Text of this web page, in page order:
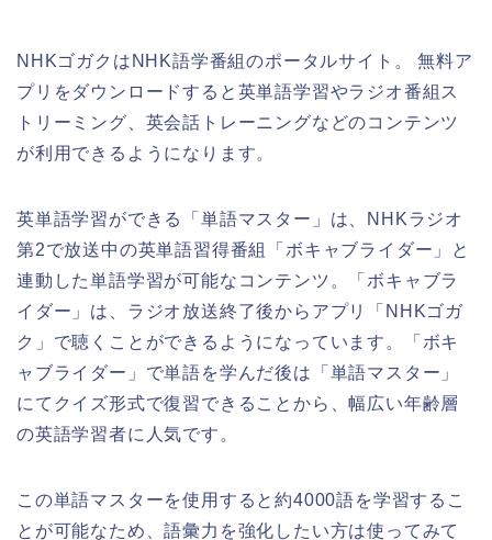
NHKゴガクはNHK語学番組のポータルサイト。 無料ア
プリをダウンロードすると英単語学習やラジオ番組ス
トリーミング、英会話トレーニングなどのコンテンツ
が利用できるようになります。
英単語学習ができる「単語マスター」は、NHKラジオ
第2で放送中の英単語習得番組「ボキャブライダー」と
連動した単語学習が可能なコンテンツ。「ボキャブラ
イダー」は、ラジオ放送終了後からアプリ「NHKゴガ
ク」で聴くことができるようになっています。「ボキ
ャブライダー」で単語を学んだ後は「単語マスター」
にてクイズ形式で復習できることから、幅広い年齢層
の英語学習者に人気です。
この単語マスターを使用すると約4000語を学習するこ
とが可能なため、語彙力を強化したい方は使ってみて